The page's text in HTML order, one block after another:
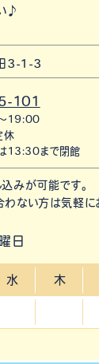
♪
3-1-3
101
19:00
休
13:30まで閉館
みが可能です。
ない方は気軽に
日
水 木